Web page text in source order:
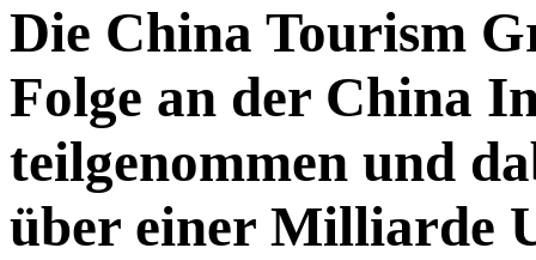
Die China Tourism
Folge an der China
teilgenommen und
über einer Milliarde